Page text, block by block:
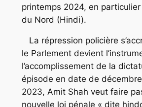
printemps 2024, en
du Nord (Hindi).
La répression policière
le Parlement devient
l’accomplissement de la
épisode en date de décembre
2023, Amit Shah veut faire
nouvelle loi pénale « dite